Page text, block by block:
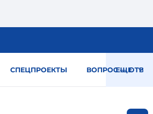
СПЕЦПРОЕКТЫ ВОПРОС — ОТВЕТ
ЕЩЕ